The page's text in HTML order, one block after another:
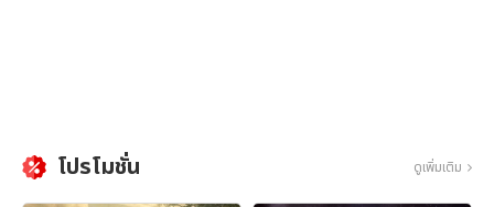
โปรโมชั่น ดูเพิ่มเติม